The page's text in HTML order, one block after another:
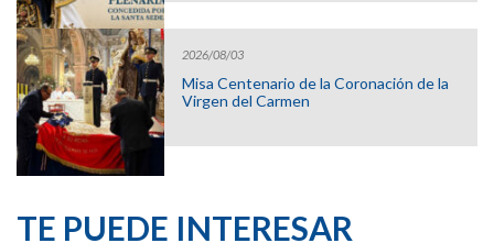
2026/08/03
Misa Centenario de la Coronación de la
Virgen del Carmen
TE PUEDE INTERESAR